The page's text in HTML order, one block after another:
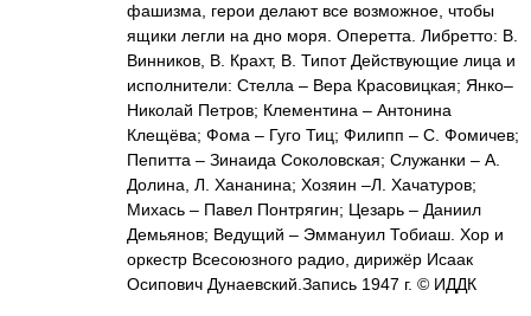
фашизма, герои делают все возможное, чтобы
ящики легли на дно моря. Оперетта. Либретто: В.
Винников, В. Крахт, В. Типот Действующие лица и
исполнители: Стелла – Вера Красовицкая; Янко–
Николай Петров; Клементина – Антонина
Клещёва; Фома – Гуго Тиц; Филипп – С. Фомичев;
Пепитта – Зинаида Соколовская; Служанки – А.
Долина, Л. Хананина; Хозяин –Л. Хачатуров;
Михась – Павел Понтрягин; Цезарь – Даниил
Демьянов; Ведущий – Эммануил Тобиаш. Хор и
оркестр Всесоюзного радио, дирижёр Исаак
Осипович Дунаевский.Запись 1947 г. © ИДДК